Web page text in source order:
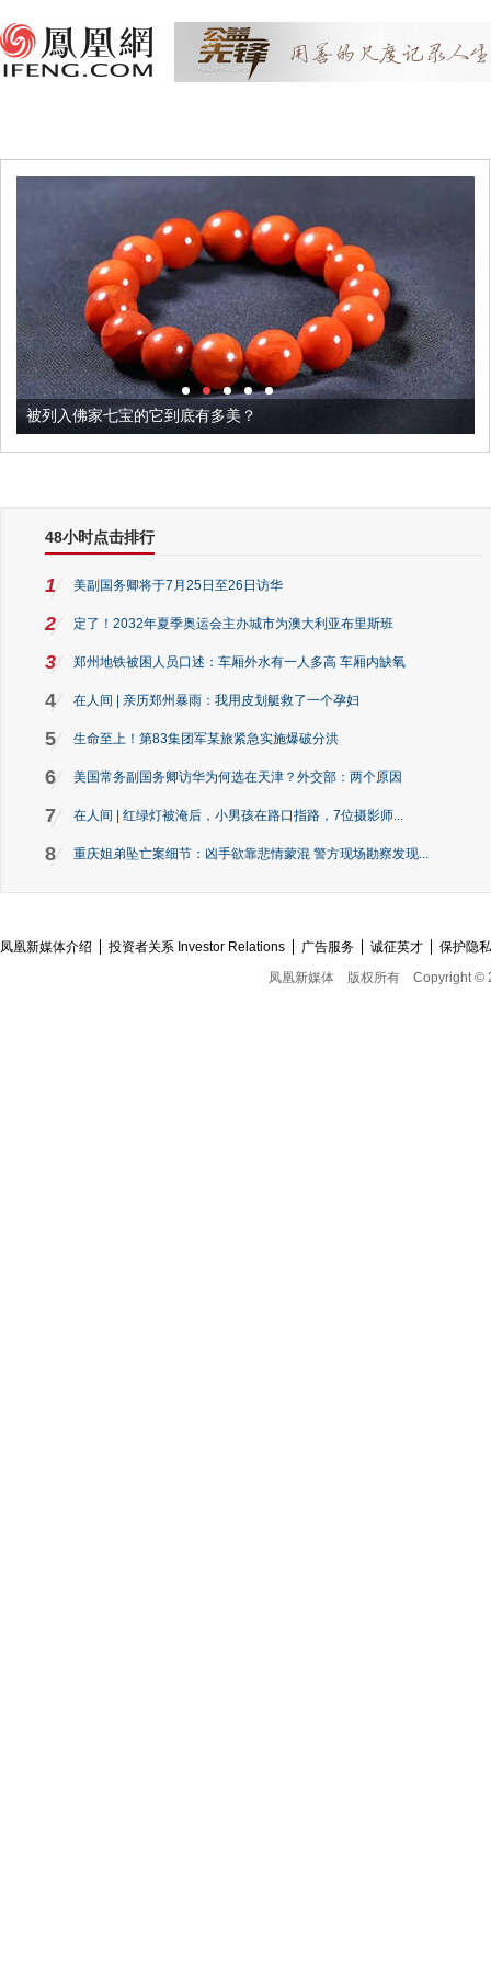
被列入佛家七宝的它到底有多美？
48小时点击排行
1 美副国务卿将于7月25日至26日访华
2 定了！2032年夏季奥运会主办城市为澳大利亚布里斯班
3 郑州地铁被困人员口述：车厢外水有一人多高 车厢内缺氧
4 在人间 | 亲历郑州暴雨：我用皮划艇救了一个孕妇
5 生命至上！第83集团军某旅紧急实施爆破分洪
6 美国常务副国务卿访华为何选在天津？外交部：两个原因
7 在人间 | 红绿灯被淹后，小男孩在路口指路，7位摄影师...
8 重庆姐弟坠亡案细节：凶手欲靠悲情蒙混 警方现场勘察发现...
凤凰新媒体介绍 投资者关系 Investor Relations 广告服务 诚征英才
保护隐
凤凰新媒体
版权所有 Copyright ©